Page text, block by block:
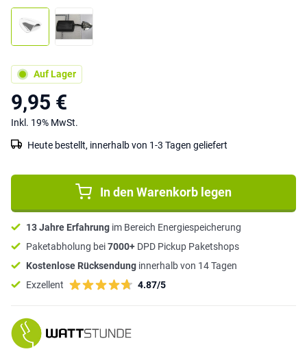
Auf Lager
9,95 €
Inkl. 19% MwSt.
Heute bestellt, innerhalb von 1-3 Tagen geliefert
In den Warenkorb legen
13 Jahre Erfahrung im Bereich Energiespeicherung
Paketabholung bei7000+ DPD Pickup Paketshops
Kostenlose Rücksendung innerhalb von 14 Tagen
Exzellent
4.87/5